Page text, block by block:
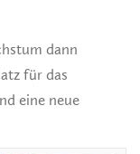
dann
für das
eine neue